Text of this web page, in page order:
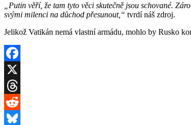
„Putin věří, že tam tyto věci skutečně jsou schované.
svými milenci na důchod přesunout,“ tvrdí náš zdroj.
Jelikož Vatikán nemá vlastní armádu, mohlo by Rusko
Facebook
X
Threads
Reddit